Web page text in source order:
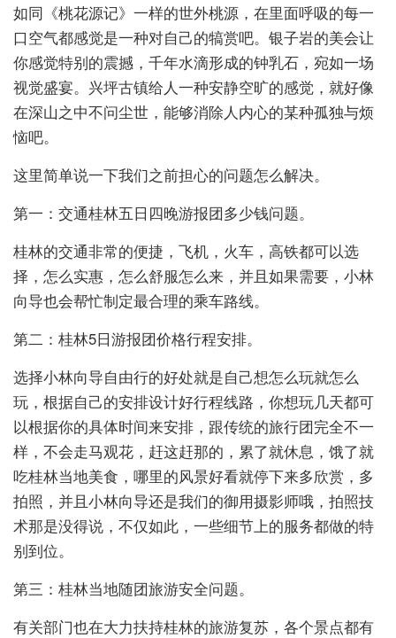
如同《桃花源记》一样的世外桃源，在里面呼吸的每一
口空气都感觉是一种对自己的犒赏吧。银子岩的美会让
你感觉特别的震撼，千年水滴形成的钟乳石，宛如一场
视觉盛宴。兴坪古镇给人一种安静空旷的感觉，就好像
在深山之中不问尘世，能够消除人内心的某种孤独与烦
恼吧。
这里简单说一下我们之前担心的问题怎么解决。
第一：交通桂林五日四晚游报团多少钱问题。
桂林的交通非常的便捷，飞机，火车，高铁都可以选
择，怎么实惠，怎么舒服怎么来，并且如果需要，小林
向导也会帮忙制定最合理的乘车路线。
第二：桂林5日游报团价格行程安排。
选择小林向导自由行的好处就是自己想怎么玩就怎么
玩，根据自己的安排设计好行程线路，你想玩几天都可
以根据你的具体时间来安排，跟传统的旅行团完全不一
样，不会走马观花，赶这赶那的，累了就休息，饿了就
吃桂林当地美食，哪里的风景好看就停下来多欣赏，多
拍照，并且小林向导还是我们的御用摄影师哦，拍照技
术那是没得说，不仅如此，一些细节上的服务都做的特
别到位。
第三：桂林当地随团旅游安全问题。
有关部门也在大力扶持桂林的旅游复苏，各个景点都有